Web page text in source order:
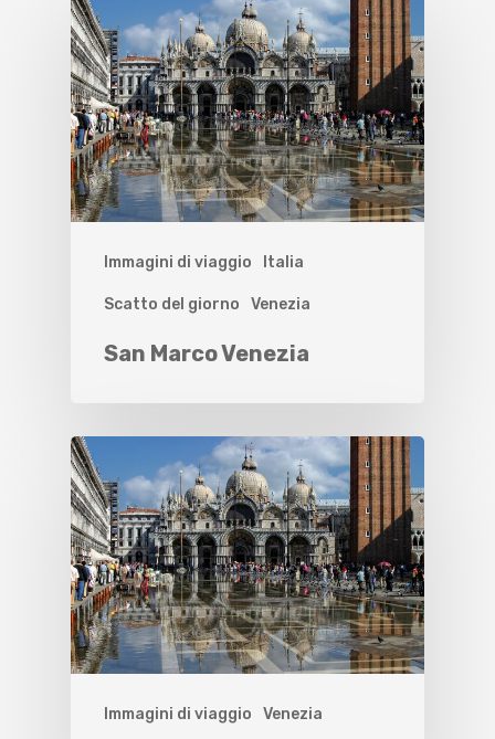
Immagini di viaggio Italia
Scatto del giorno Venezia
San Marco Venezia
Immagini di viaggio Venezia